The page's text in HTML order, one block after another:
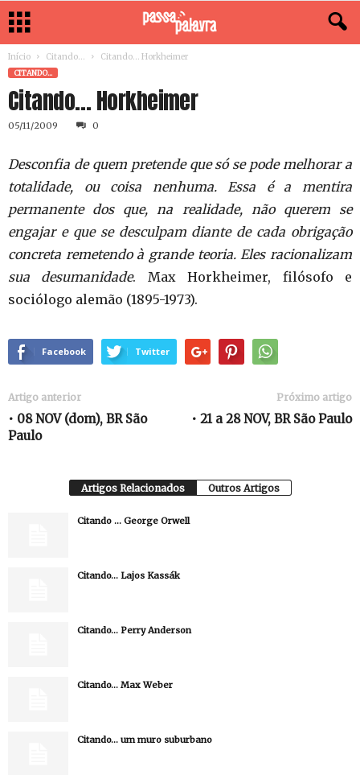
Início Citando... Citando… Horkheimer
CITANDO...
Citando… Horkheimer
05/11/2009 0
Desconfia de quem pretende que só se pode melhorar a
totalidade, ou coisa nenhuma. Essa é a mentira
permanente dos que, na realidade, não querem se
engajar e que se desculpam diante de cada obrigação
concreta remetendo à grande teoria. Eles racionalizam
sua desumanidade.
Max Horkheimer, filósofo e
sociólogo alemão (1895-1973).
Facebook Twitter
Artigo anterior
• 08 NOV (dom), BR São
Paulo
Próximo artigo
• 21 a 28 NOV, BR São Paulo
Artigos Relacionados Outros Artigos
Citando … George Orwell
Citando… Lajos Kassák
Citando… Perry Anderson
Citando… Max Weber
Citando… um muro suburbano